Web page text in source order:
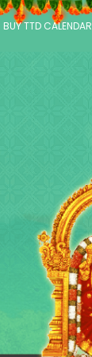
BUY TTD CALENDAR